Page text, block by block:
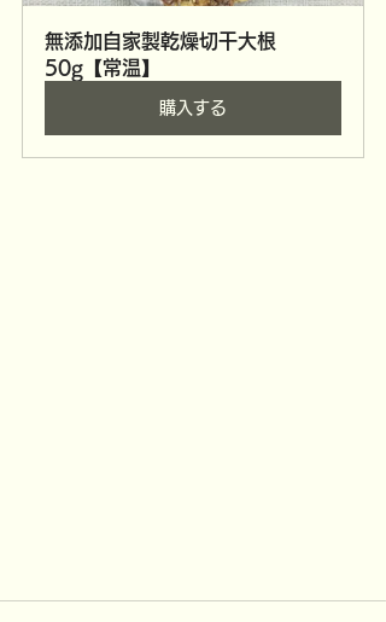
無添加自家製乾燥切干大根
50g【常温】
購入する